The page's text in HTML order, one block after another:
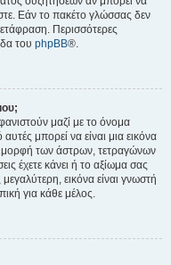
Εάν το πακέτο γλώσσας δεν
Περισσότερες
του phpBB®.
μαζί με το όνομα
μπορεί να είναι μια εικόνα
μορφή των άστρων, τετραγώνων
έχετε κάνει ή το αξίωμα σας
εικόνα είναι γνωστή
για κάθε μέλος.